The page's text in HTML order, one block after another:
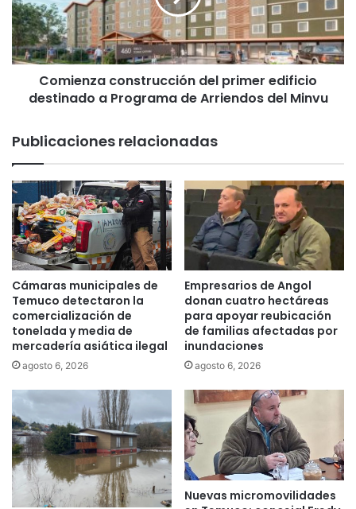
T
o
m
á
u
c
o
d
i
s
e
ñ
l
i
b
r
o
d
e
s
t
a
n
z
a
c
r
u
c
c
i
ó
n
d
e
l
p
r
i
m
e
d
i
f
i
Comienza construcción del primer edificio
destinado a Programa de Arriendos del Minvu
Publicaciones relacionadas
Cámaras municipales de
Temuco detectaron la
comercialización de
tonelada y media de
mercadería asiática ilegal
agosto 6, 2026
Empresarios de Angol
donan cuatro hectáreas
para apoyar reubicación
de familias afectadas por
inundaciones
agosto 6, 2026
Nuevas micromovilidades